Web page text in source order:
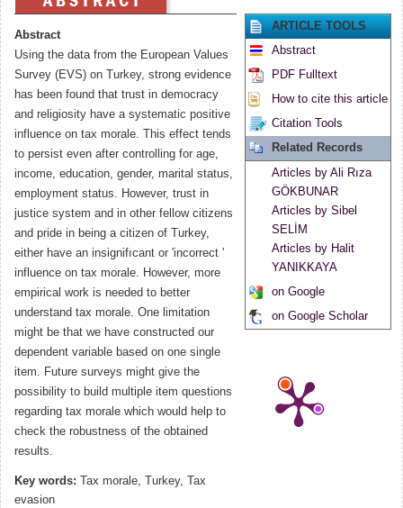
Abstract
Using the data from the European Values
Survey (EVS) on Turkey, strong evidence
has been found that trust in democracy
and religiosity have a systematic positive
influence on tax morale. This effect tends
to persist even after controlling for age,
income, education, gender, marital status,
employment status. However, trust in
justice system and in other fellow citizens
and pride in being a citizen of Turkey,
either have an insignifıcant or 'incorrect '
influence on tax morale. However, more
empirical work is needed to better
understand tax morale. One limitation
might be that we have constructed our
dependent variable based on one single
item. Future surveys might give the
possibility to build multiple item questions
regarding tax morale which would help to
check the robustness of the obtained
results.
Key words: Tax morale, Turkey, Tax
evasion
ARTICLE TOOLS
Abstract
PDF Fulltext
How to cite this article
Citation Tools
Related Records
Articles by Ali Rıza
GÖKBUNAR
Articles by Sibel
SELİM
Articles by Halit
YANIKKAYA
on Google
on Google Scholar